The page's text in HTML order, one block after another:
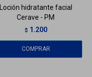
Loción hidratante facial
Cerave - PM
$ 1.200